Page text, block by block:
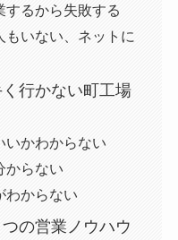
するから失敗する
もいない、ネットに
行かない町工場
いかわからない
からない
わからない
の営業ノウハウ